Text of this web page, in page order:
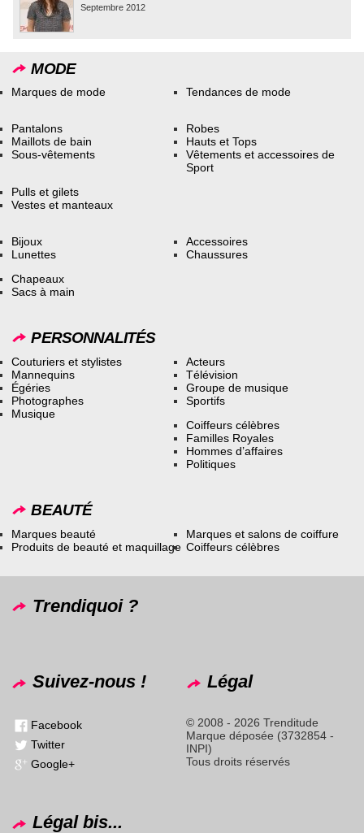
Septembre 2012
MODE
Marques de mode Tendances de mode
Pantalons
Maillots de bain
Sous-vêtements
Robes
Hauts et Tops
Vêtements et accessoires de
Sport
Pulls et gilets
Vestes et manteaux
Bijoux
Lunettes
Accessoires
Chaussures
Chapeaux
Sacs à main
PERSONNALITÉS
Couturiers et stylistes
Mannequins
Égéries
Photographes
Musique
Acteurs
Télévision
Groupe de musique
Sportifs
Coiffeurs célèbres
Familles Royales
Hommes d’affaires
Politiques
BEAUTÉ
Marques beauté
Produits de beauté et maquillage
Marques et salons de coiffure
Coiffeurs célèbres
Trendiquoi ?
Suivez-nous !
Facebook
Twitter
Google+
Légal
© 2008 - 2026 Trenditude
Marque déposée (3732854 -
INPI)
Tous droits réservés
Légal bis...